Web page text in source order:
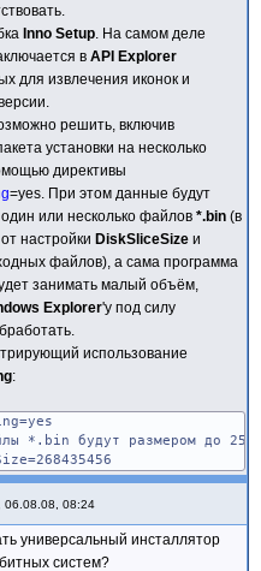
Inno Setup . На самом деле
в API Explorer
для извлечения иконок и
решить, включив
установки на несколько
директивы
=yes. При этом данные будут
или несколько файлов *.bin (в
настройки DiskSliceSize и
файлов), а сама программа
занимать малый объём,
Explorer'у под силу
использование
:
*.bin будут размером до 255
06.08.08, 08:24
универсальный инсталлятор
битных систем?